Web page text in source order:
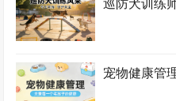
巡防犬训练
宠物健康管